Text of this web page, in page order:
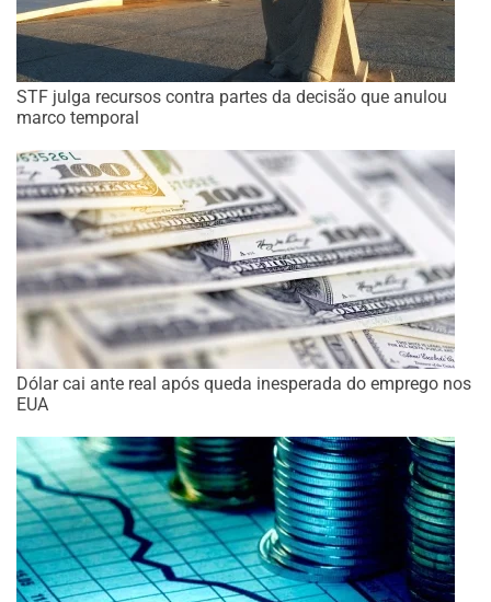
STF julga recursos contra partes da decisão que anulou
marco temporal
Dólar cai ante real após queda inesperada do emprego nos
EUA